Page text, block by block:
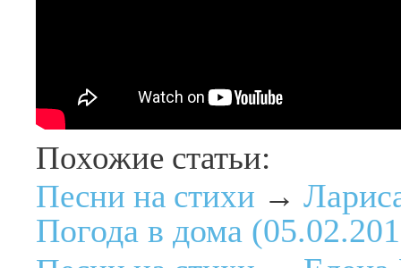
Похожие статьи:
Песни на стихи →
Погода в дома